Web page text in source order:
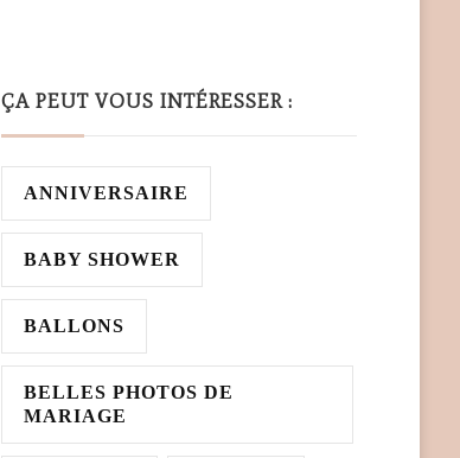
ÇA PEUT VOUS INTÉRESSER :
ANNIVERSAIRE
BABY SHOWER
BALLONS
BELLES PHOTOS DE
MARIAGE